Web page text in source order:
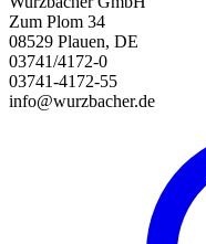
Zum Plom 34
08529 Plauen, DE
03741/4172-0
03741-4172-55
info@wurzbacher.de